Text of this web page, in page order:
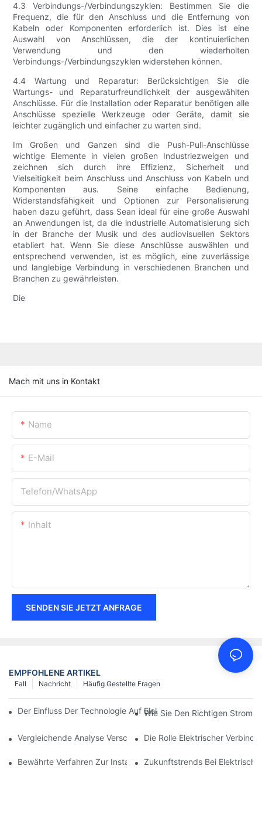
4.3 Verbindungs-/Verbindungszyklen: Bestimmen Sie die
Frequenz, die für den Anschluss und die Entfernung von
Kabeln oder Komponenten erforderlich ist. Dies ist eine
Auswahl von Anschlüssen, die der kontinuierlichen
Verwendung und den wiederholten
Verbindungs-/Verbindungszyklen widerstehen können.
4.4 Wartung und Reparatur: Berücksichtigen Sie die
Wartungs- und Reparaturfreundlichkeit der ausgewählten
Anschlüsse. Für die Installation oder Reparatur benötigen alle
Anschlüsse spezielle Werkzeuge oder Geräte, damit sie
leichter zugänglich und einfacher zu warten sind.
Im Großen und Ganzen sind die Push-Pull-Anschlüsse
wichtige Elemente in vielen großen Industriezweigen und
zeichnen sich durch ihre Effizienz, Sicherheit und
Vielseitigkeit beim Anschluss und Anschluss von Kabeln und
Komponenten aus. Seine einfache Bedienung,
Widerstandsfähigkeit und Optionen zur Personalisierung
haben dazu geführt, dass Sean ideal für eine große Auswahl
an Anwendungen ist, da die industrielle Automatisierung sich
in der Branche der Musik und des audiovisuellen Sektors
etabliert hat. Wenn Sie diese Anschlüsse auswählen und
entsprechend verwenden, ist es möglich, eine zuverlässige
und langlebige Verbindung in verschiedenen Branchen und
Branchen zu gewährleisten.
Die
Mach mit uns in Kontakt
Name
E-Mail
Telefon/WhatsApp
Inhalt
SENDEN SIE JETZT ANFRAGE
EMPFOHLENE ARTIKEL
Häufig Gestellte Fragen
Nachricht
Fall
Der Einfluss Der Technologie Auf Elektrische Verbindungen In
Wie Sie Den Richtigen
Vergleichende Analyse Verschiedener Arten Von Elektrischen
Die Rolle Elektrischer
Bewährte Verfahren Zur Instandhaltung Elektrischer
Zukunftstrends Bei